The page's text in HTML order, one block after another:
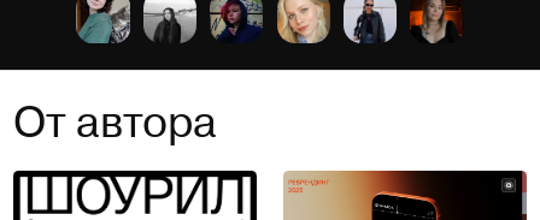
От автора